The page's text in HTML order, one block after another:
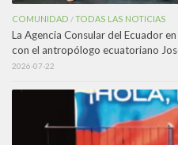
COMUNIDAD /TODAS LAS NOTICIAS
La Agencia Consular del Ecuador
con el antropólogo ecuatoriano
2026-07-22